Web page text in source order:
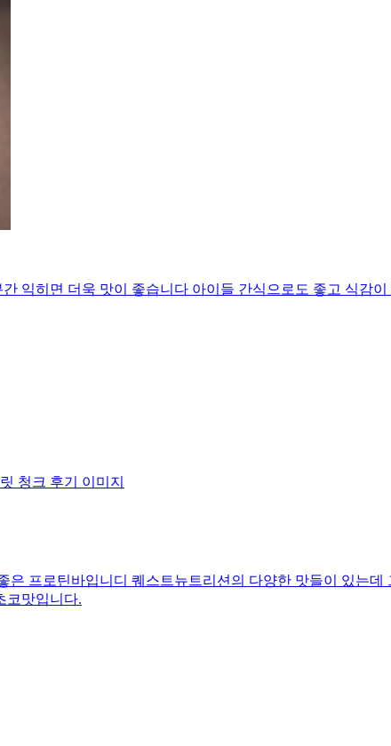
익히면 더욱 맛이 좋습니다 아이들 간식으로도 좋고 식감
은 프로틴바입니디 퀘스트뉴트리션의 다양한 맛들이 있는
코맛입니다.